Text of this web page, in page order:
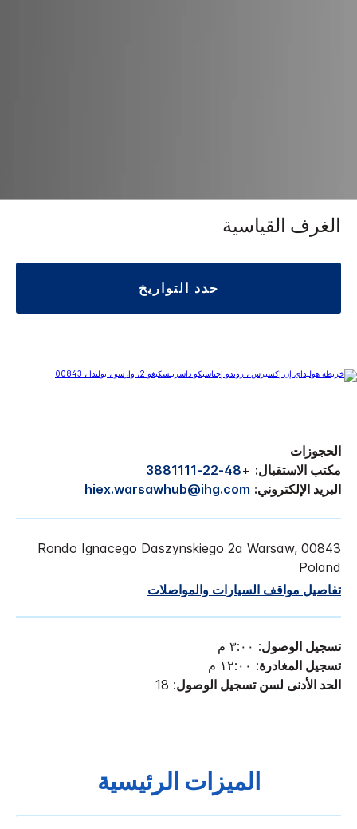
الغرف القياسية
حدد التواريخ
الحجوزات
مكتب الاستقبال: +
48-22-3881111
البريد الإلكتروني: hiex.warsawhub@ihg.com
Rondo Ignacego Daszynskiego 2a Warsaw, 00843
Poland
تفاصيل مواقف السيارات والمواصلات
تسجيل الوصول: ٣:٠٠ م
تسجيل المغادرة: ١٢:٠٠ م
الحد الأدنى لسن تسجيل الوصول: 18
الميزات الرئيسية